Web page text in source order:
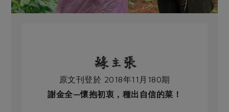
原文刊登於 2018年11月180期
謝金全—懷抱初衷，種出自信的菜！